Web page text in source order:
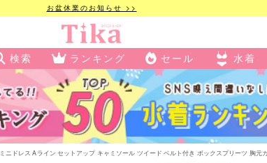
お盆休業のお知らせ >>
検索 ランキング セール 水着
ミニドレス Aライン セットアップ キャミソール ツイード ベルト付き ボックスプリーツ 胸